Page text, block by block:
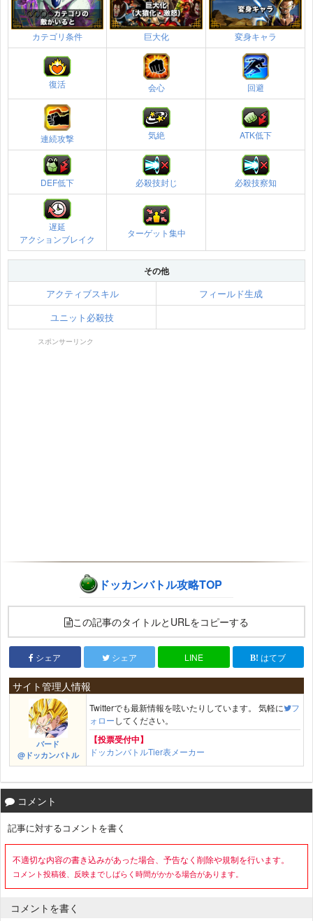
カテゴリ条件 巨大化 変身キャラ
復活 会心 回避
連続攻撃 気絶 ATK低下
DEF低下 必殺技封じ 必殺技察知
遅延
アクションブレイク
ターゲット集中
その他
アクティブスキル
フィールド生成
ユニット必殺技
スポンサーリンク
ドッカンバトル攻略TOP
この記事のタイトルとURLをコピーする
シェア シェア LINE はてブ
サイト管理人情報
バード
@ドッカンバトル
Twitterでも最新情報を呟いたりしています。 気軽に
フ
ォローしてください。
【投票受付中】
ドッカンバトルTier表メーカー
コメント
記事に対するコメントを書く
不適切な内容の書き込みがあった場合、予告なく削除や規制を行います。
コメント投稿後、反映までしばらく時間がかかる場合があります。
コメントを書く